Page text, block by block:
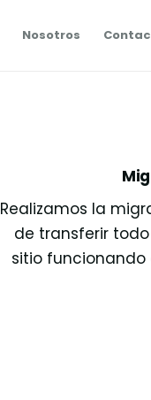
Nosotros
Realizamos la
de transferir
sitio funcionando